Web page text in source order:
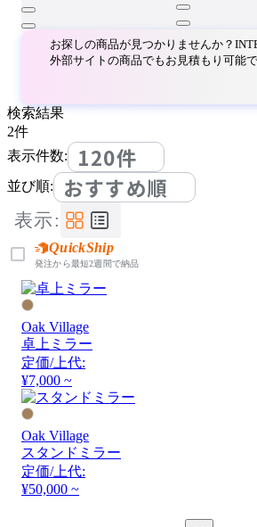
お探しの商品が見つかりませんか？
外部サイトの商品でもお見積もり可能で
検索結果
2件
表示件数:
120件
並び順: おすすめ順
表示:
QuickShip
発注から最短2週間で納品
Oak Village
卓上ミラー
定価/上代:
¥7,000 ~
Oak Village
スタンドミラー
定価/上代:
¥50,000 ~